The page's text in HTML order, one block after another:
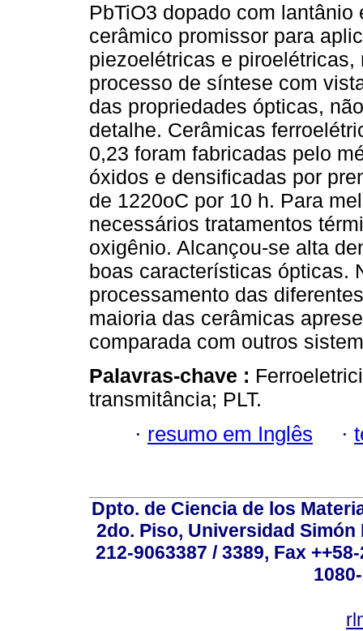
PbTiO3 dopado com lantânio
cerâmico promissor para
piezoelétricas e piroelétricas,
processo de síntese com
das propriedades ópticas,
detalhe. Cerâmicas
0,23 foram fabricadas pelo
óxidos e densificadas por
de 1220oC por 10 h. Para
necessários tratamentos
oxigênio. Alcançou-se alta
boas características ópticas.
processamento das
maioria das cerâmicas
comparada com outros
Palavras-chave :
transmitância; PLT.
· resumo em Inglês ·
Dpto. de Ciencia de los
2do. Piso, Universidad
212-9063387 / 3389, Fax